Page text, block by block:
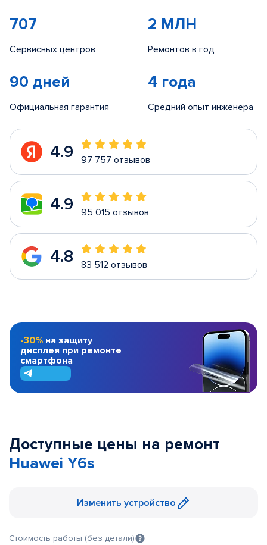
707
Сервисных центров
2 МЛН
Ремонтов в год
90 дней
Официальная гарантия
4 года
Средний опыт инженера
4.9 97 757 отзывов
4.9 95 015 отзывов
4.8 83 512 отзывов
-30% на защиту
дисплея при ремонте
смартфона
Доступные цены на ремонт
Huawei Y6s
Изменить устройство
Стоимость работы (без детали)